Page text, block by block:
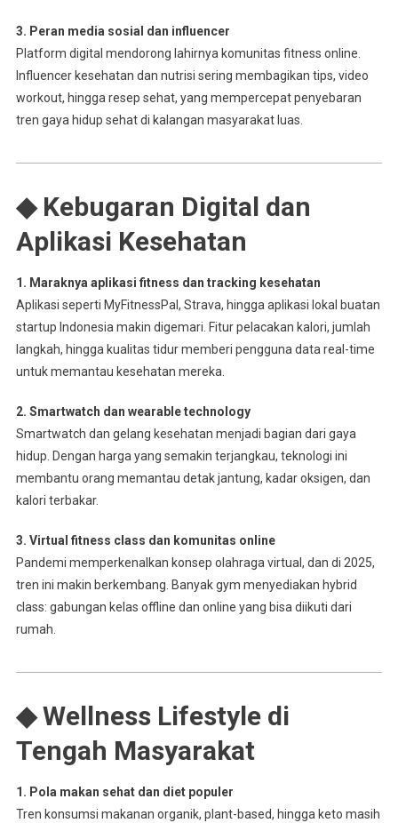
3. Peran media sosial dan influencer
Platform digital mendorong lahirnya komunitas fitness online.
Influencer kesehatan dan nutrisi sering membagikan tips, video
workout, hingga resep sehat, yang mempercepat penyebaran
tren gaya hidup sehat di kalangan masyarakat luas.
◆ Kebugaran Digital dan
Aplikasi Kesehatan
1. Maraknya aplikasi fitness dan tracking kesehatan
Aplikasi seperti MyFitnessPal, Strava, hingga aplikasi lokal buatan
startup Indonesia makin digemari. Fitur pelacakan kalori, jumlah
langkah, hingga kualitas tidur memberi pengguna data real-time
untuk memantau kesehatan mereka.
2. Smartwatch dan wearable technology
Smartwatch dan gelang kesehatan menjadi bagian dari gaya
hidup. Dengan harga yang semakin terjangkau, teknologi ini
membantu orang memantau detak jantung, kadar oksigen, dan
kalori terbakar.
3. Virtual fitness class dan komunitas online
Pandemi memperkenalkan konsep olahraga virtual, dan di 2025,
tren ini makin berkembang. Banyak gym menyediakan hybrid
class: gabungan kelas offline dan online yang bisa diikuti dari
rumah.
◆ Wellness Lifestyle di
Tengah Masyarakat
1. Pola makan sehat dan diet populer
Tren konsumsi makanan organik, plant-based, hingga keto masih